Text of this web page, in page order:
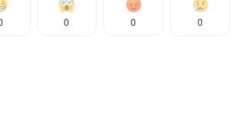
0 0 0